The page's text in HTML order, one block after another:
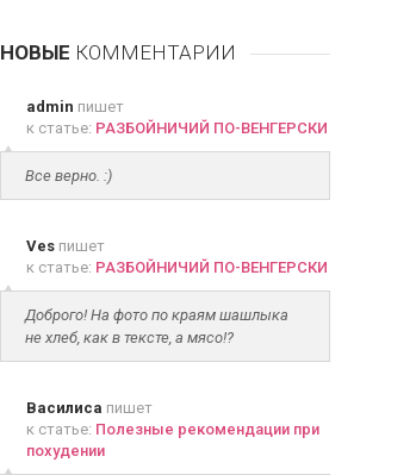
НОВЫЕ КОММЕНТАРИИ
admin пишет
к статье: РАЗБОЙНИЧИЙ ПО-ВЕНГЕРСКИ
Все верно. :)
Vesпишет
к статье: РАЗБОЙНИЧИЙ ПО-ВЕНГЕРСКИ
Доброго! На фото по краям шашлыка
не хлеб, как в тексте, а мясо!?
Василиса пишет
к статье: Полезные рекомендации при
похудении